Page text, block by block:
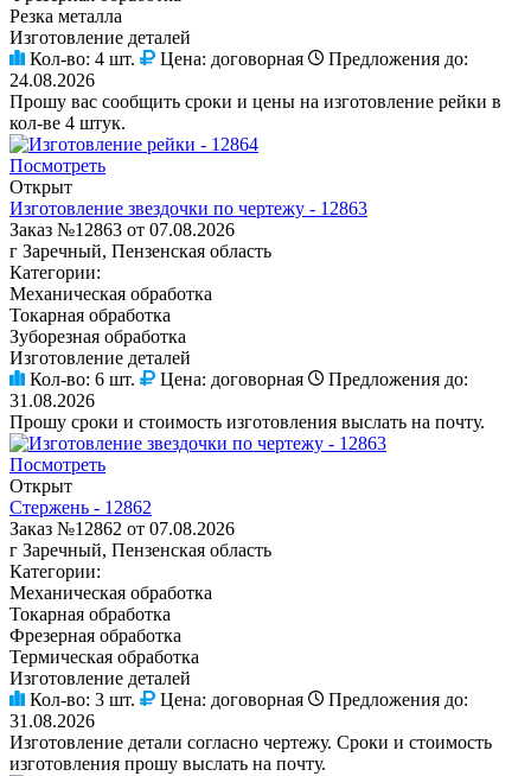
Резка металла
Изготовление деталей
Кол-во: 4 шт. Цена: договорная
Предложения до:
24.08.2026
Прошу вас сообщить сроки и цены на изготовление рейки в
кол-ве 4 штук.
Посмотреть
Открыт
Изготовление звездочки по чертежу - 12863
Заказ №12863 от 07.08.2026
г Заречный, Пензенская область
Категории:
Механическая обработка
Токарная обработка
Зуборезная обработка
Изготовление деталей
Кол-во: 6 шт. Цена: договорная
Предложения до:
31.08.2026
Прошу сроки и стоимость изготовления выслать на почту.
Посмотреть
Открыт
Стержень - 12862
Заказ №12862 от 07.08.2026
г Заречный, Пензенская область
Категории:
Механическая обработка
Токарная обработка
Фрезерная обработка
Термическая обработка
Изготовление деталей
Кол-во: 3 шт. Цена: договорная
Предложения до:
31.08.2026
Изготовление детали согласно чертежу. Сроки и стоимость
изготовления прошу выслать на почту.